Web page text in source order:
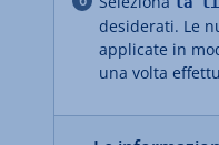
desiderati. Le
applicate in
una volta